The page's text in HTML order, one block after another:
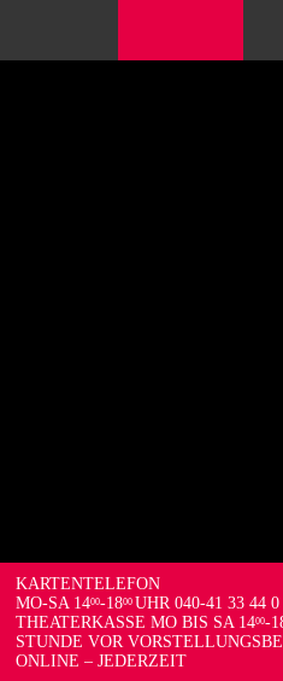
KARTENTELEFON
MO-SA 1400-1800 UHR 040-41 33 44 0
THEATERKASSE MO BIS SA 1400-
STUNDE VOR
ONLINE – JEDERZEIT